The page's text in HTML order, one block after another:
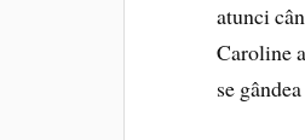
atunci
Caroline
se